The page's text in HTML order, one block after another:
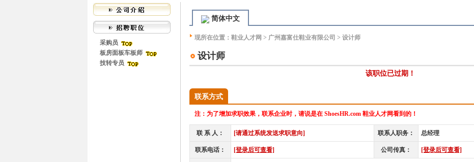
简体中文
现所在位置： 鞋业人才网 > 广州嘉富仕鞋业有限公司 > 设计师
设计师
该职位已过期！
联系方式
注： 为了增加求职效果，联系企业时，请说是在 ShoesHR.com 鞋业人才网看到的！
联 系 人： [请通过系统发送求职意向] 联系人职务： 总经理
联系电话： [登录后可查看] 公司传真： [登录后可查看]
采购员
板房面板车板师
技转专员